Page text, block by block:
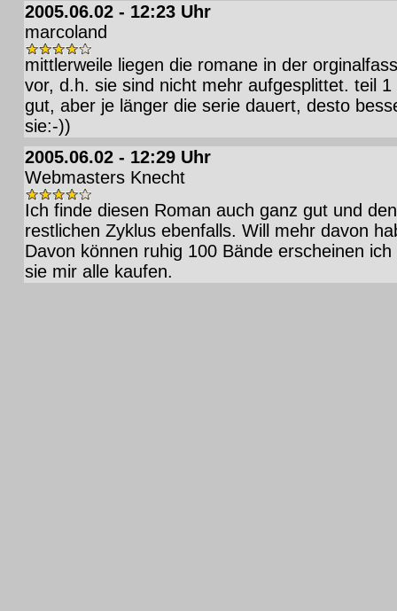
2005.06.02 - 12:23 Uhr
marcoland
mittlerweile liegen die romane in der
vor, d.h. sie sind nicht mehr aufgesplittet. teil 1
gut, aber je länger die serie dauert, desto
sie:-))
2005.06.02 - 12:29 Uhr
Webmasters Knecht
Ich finde diesen Roman auch ganz gut und den
restlichen Zyklus ebenfalls. Will mehr davon
Davon können ruhig 100 Bände erscheinen ich
sie mir alle kaufen.